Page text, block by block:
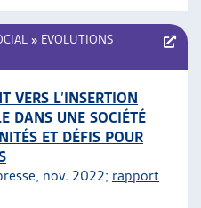
» EVOLUTIONS
VERS L’INSERTION
DANS UNE SOCIÉTÉ
ET DÉFIS POUR
nov. 2022; rapport